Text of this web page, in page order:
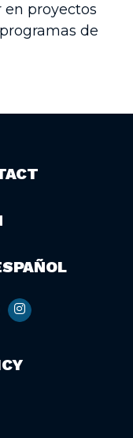
proyectos
de